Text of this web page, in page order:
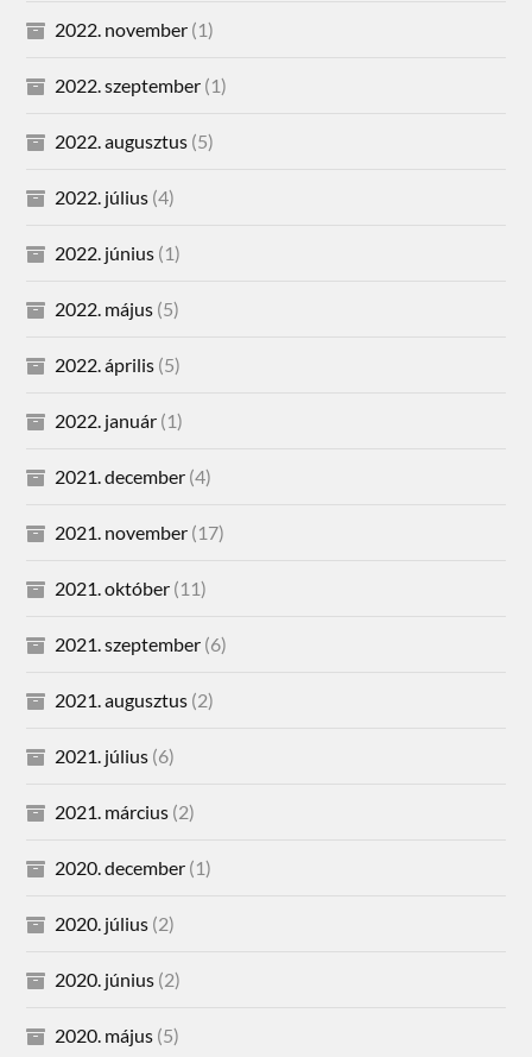
2022. november (1)
2022. szeptember (1)
2022. augusztus (5)
2022. július (4)
2022. június (1)
2022. május (5)
2022. április (5)
2022. január (1)
2021. december (4)
2021. november (17)
2021. október (11)
2021. szeptember (6)
2021. augusztus (2)
2021. július (6)
2021. március (2)
2020. december (1)
2020. július (2)
2020. június (2)
2020. május (5)